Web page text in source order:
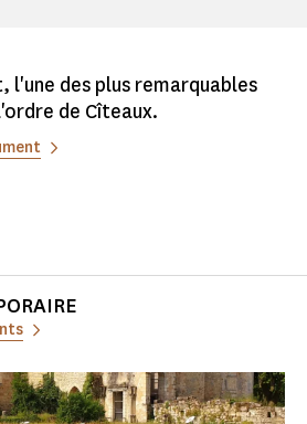
l'une des plus remarquables
de Cîteaux.